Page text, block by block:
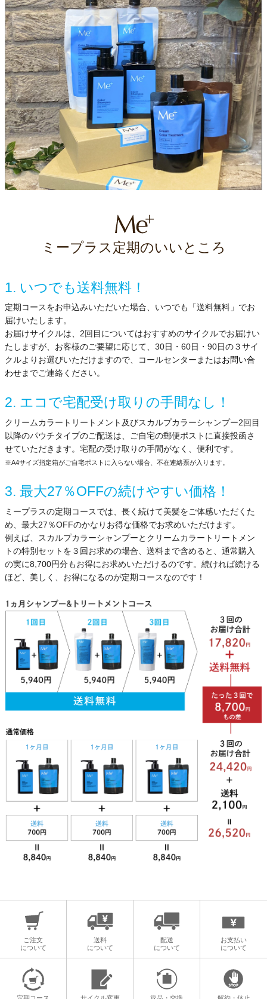
ミープラス定期のいいところ
1. いつでも送料無料！
定期コースをお申込みいただいた場合、いつでも「送料無料」でお
届けいたします。
お届けサイクルは、2回目についてはおすすめのサイクルでお届けい
たしますが、お客様のご要望に応じて、30日・60日・90日の３サイ
クルよりお選びいただけますので、コールセンターまたはお問い合
わせまでご連絡ください。
2. エコで宅配受け取りの手間なし！
クリームカラートリートメント及びスカルプカラーシャンプー2回目
以降のパウチタイプのご配送は、ご自宅の郵便ポストに直接投函さ
せていただきます。宅配の受け取りの手間がなく、便利です。
※A4サイズ指定箱がご自宅ポストに入らない場合、不在連絡票が入ります。
3. 最大27％OFFの続けやすい価格！
ミープラスの定期コースでは、長く続けて美髪をご体感いただくた
め、最大27％OFFのかなりお得な価格でお求めいただけます。
例えば、スカルプカラーシャンプーとクリームカラートリートメン
トの特別セットを３回お求めの場合、送料まで含めると、通常購入
の実に8,700円分もお得にお求めいただけるのです。続ければ続ける
ほど、美しく、お得になるのが定期コースなのです！
ご注文
について
送料
について
配送
について
お支払い
について